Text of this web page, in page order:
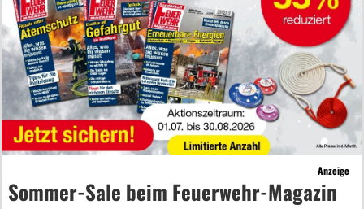
Anzeige
Sommer-Sale beim Feuerwehr-Magazin